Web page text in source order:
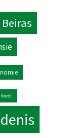
Beiras
feest